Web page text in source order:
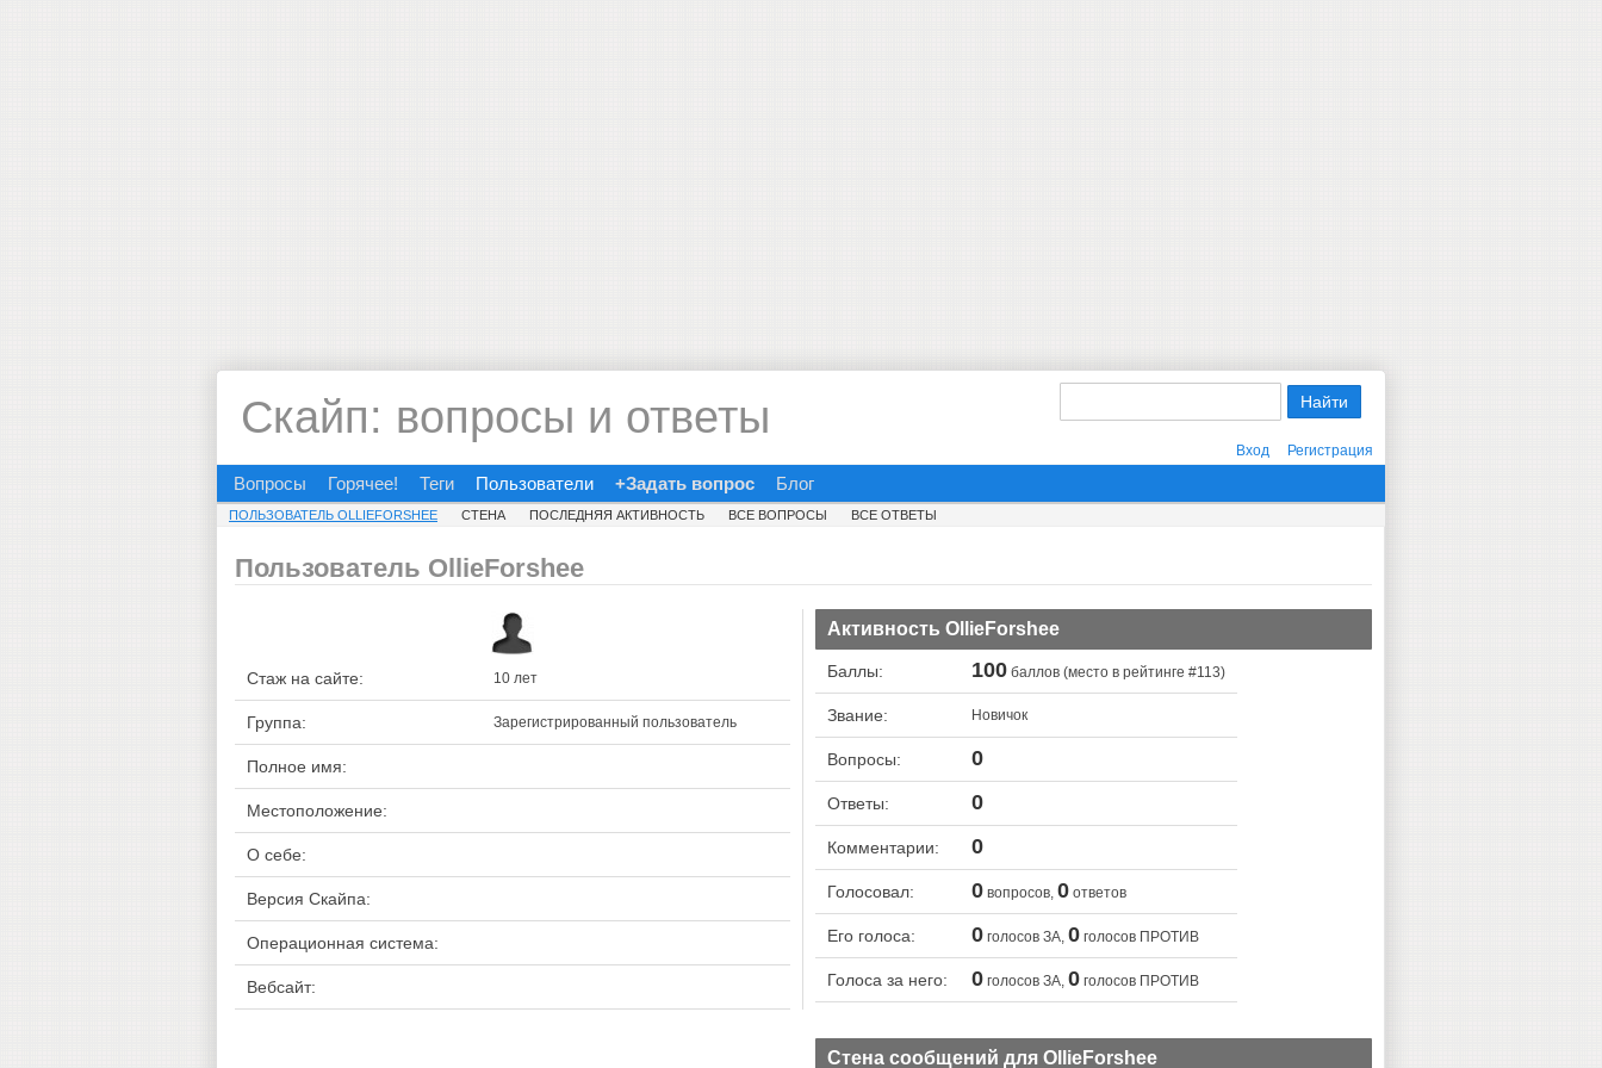
Скайп: вопросы и ответы
Вход Регистрация
Вопросы Горячее! Теги Пользователи +Задать вопрос Блог
ПОЛЬЗОВАТЕЛЬ OLLIEFORSHEE СТЕНА ПОСЛЕДНЯЯ АКТИВНОСТЬ ВСЕ ВОПРОСЫ ВСЕ ОТВЕТЫ
Пользователь OllieForshee
Стаж на сайте: 10 лет
Группа: Зарегистрированный пользователь
Полное имя:
Местоположение:
О себе:
Версия Скайпа:
Операционная система:
Вебсайт:
Активность OllieForshee
Баллы: 100 баллов (место в рейтинге #113)
Звание: Новичок
Вопросы: 0
Ответы: 0
Комментарии: 0
Голосовал: 0 вопросов, 0 ответов
Его голоса: 0 голосов ЗА, 0 голосов ПРОТИВ
Голоса за него: 0 голосов ЗА, 0 голосов ПРОТИВ
Стена сообщений для OllieForshee